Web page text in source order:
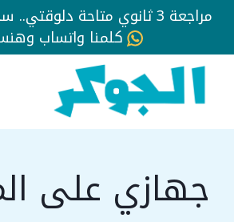
مراجعة 3 ثانوي متاحة دلوقتي.. سجل والحق الخصم
كلمنا واتساب
انتقل
المحتوى
جهازي على